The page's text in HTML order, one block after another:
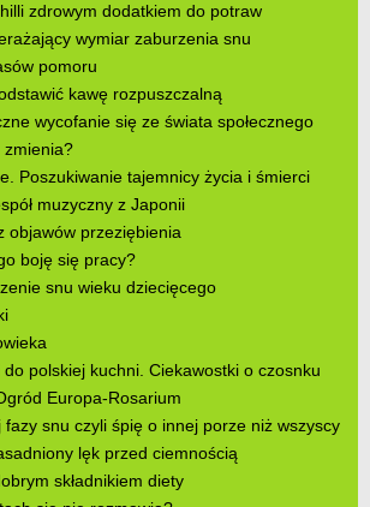
zdrowym dodatkiem do potraw
wymiar zaburzenia snu
pomoru
kawę rozpuszczalną
wycofanie się ze świata społecznego
zmienia?
Poszukiwanie tajemnicy życia i śmierci
muzyczny z Japonii
objawów przeziębienia
boję się pracy?
snu wieku dziecięcego
polskiej kuchni. Ciekawostki o czosnku
Europa-Rosarium
fazy snu czyli śpię o innej porze niż wszyscy
lęk przed ciemnością
składnikiem diety